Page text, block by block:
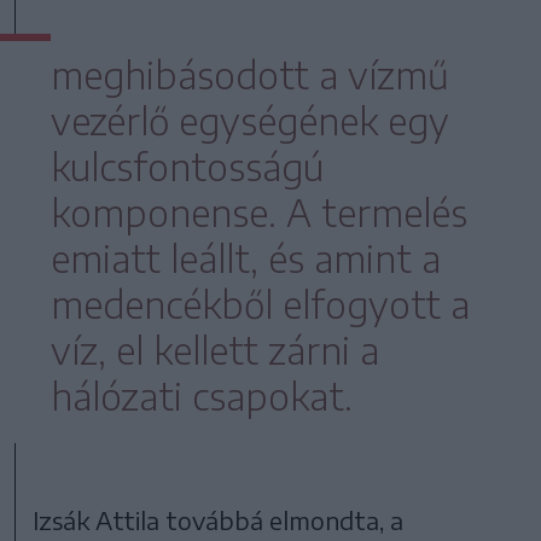
meghibásodott a vízmű
vezérlő egységének egy
kulcsfontosságú
komponense. A termelés
emiatt leállt, és amint a
medencékből elfogyott a
víz, el kellett zárni a
hálózati csapokat.
Izsák Attila továbbá elmondta, a